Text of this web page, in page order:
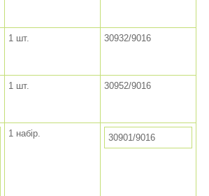
1 шт. 30932/9016
1 шт. 30952/9016
1 набір. 30901/9016